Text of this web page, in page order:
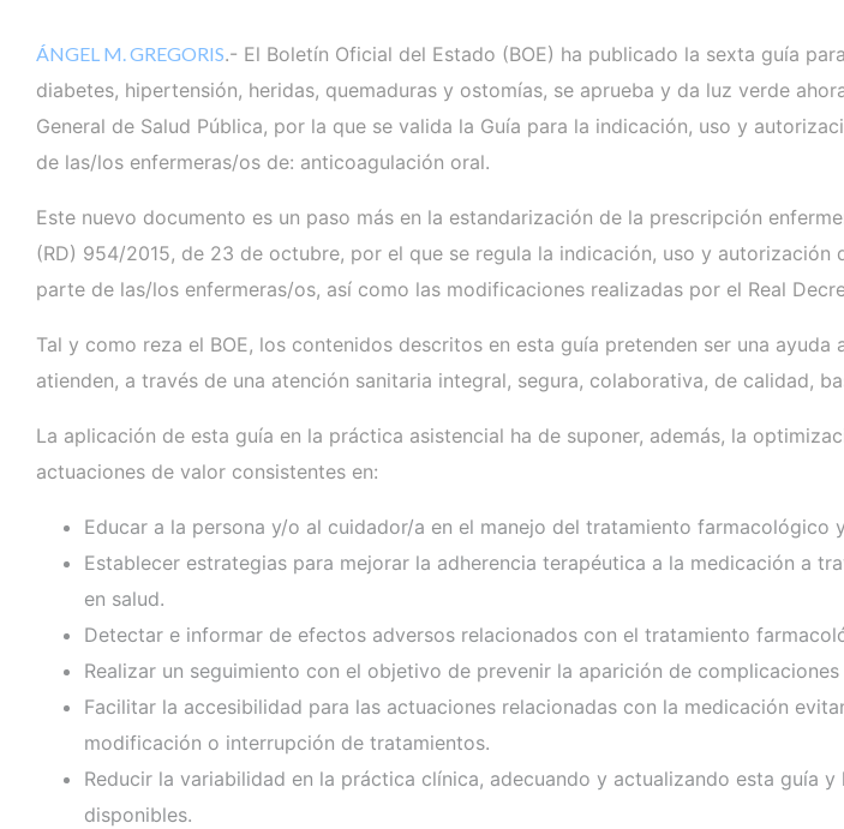
ÁNGEL M. GREGORIS.- El Boletín Oficial del Estado (BOE) ha publicado la sexta guía
diabetes, hipertensión, heridas, quemaduras y ostomías, se aprueba y da luz verde
General de Salud Pública, por la que se valida la Guía para la indicación, uso y
de las/los enfermeras/os de: anticoagulación oral.
Este nuevo documento es un paso más en la estandarización de la prescripción
(RD) 954/2015, de 23 de octubre, por el que se regula la indicación, uso y
parte de las/los enfermeras/os, así como las modificaciones realizadas por el Real
Tal y como reza el BOE, los contenidos descritos en esta guía pretenden ser una
atienden, a través de una atención sanitaria integral, segura, colaborativa, de calidad,
La aplicación de esta guía en la práctica asistencial ha de suponer, además, la
actuaciones de valor consistentes en:
Educar a la persona y/o al cuidador/a en el manejo del tratamiento farmacológico
Establecer estrategias para mejorar la adherencia terapéutica a la medicación a
en salud.
Detectar e informar de efectos adversos relacionados con el tratamiento
Realizar un seguimiento con el objetivo de prevenir la aparición de
Facilitar la accesibilidad para las actuaciones relacionadas con la medicación
modificación o interrupción de tratamientos.
Reducir la variabilidad en la práctica clínica, adecuando y actualizando esta guía
disponibles.